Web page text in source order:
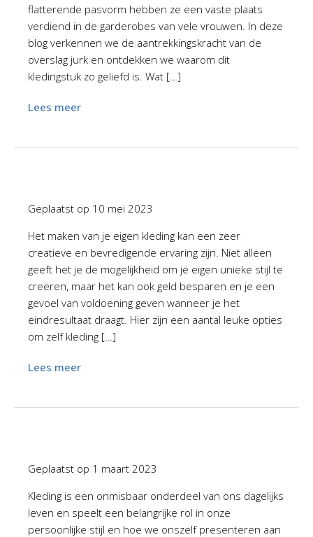
flatterende pasvorm hebben ze een vaste plaats
verdiend in de garderobes van vele vrouwen. In deze
blog verkennen we de aantrekkingskracht van de
overslag jurk en ontdekken we waarom dit
kledingstuk zo geliefd is. Wat […]
Lees meer
Geplaatst op 10 mei 2023
Het maken van je eigen kleding kan een zeer
creatieve en bevredigende ervaring zijn. Niet alleen
geeft het je de mogelijkheid om je eigen unieke stijl te
creëren, maar het kan ook geld besparen en je een
gevoel van voldoening geven wanneer je het
eindresultaat draagt. Hier zijn een aantal leuke opties
om zelf kleding […]
Lees meer
Geplaatst op 1 maart 2023
Kleding is een onmisbaar onderdeel van ons dagelijks
leven en speelt een belangrijke rol in onze
persoonlijke stijl en hoe we onszelf presenteren aan